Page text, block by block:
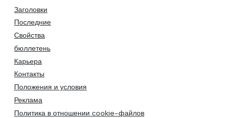
Заголовки
Последние
Свойства
бюллетень
Карьера
Контакты
Положения и условия
Реклама
Политика в отношении cookie-файлов